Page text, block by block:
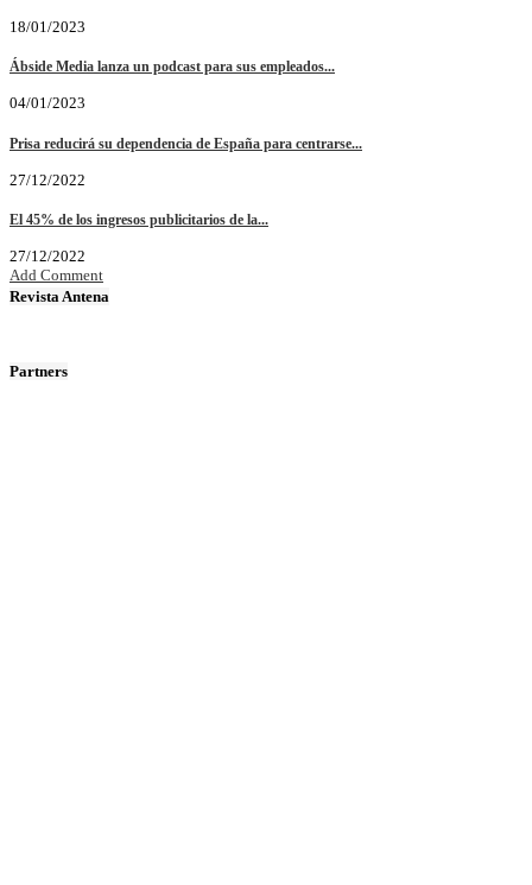
18/01/2023
Ábside Media lanza un podcast para sus empleados...
04/01/2023
Prisa reducirá su dependencia de España para centrarse...
27/12/2022
El 45% de los ingresos publicitarios de la...
27/12/2022
Add Comment
Revista Antena
Partners